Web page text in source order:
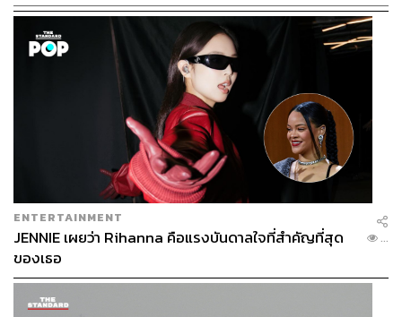
ห้องพักของ Anantara Koh Yao Yai ถือว่าเป็นอีกหนึ่งไฮไลต์
ที่พลาดไม่ได้ ทุกห้องพักถูกจัดวางให้รับวิวธรรมชาติ ซึ่งสวย
แตกต่างกันออกไป ห้องพักทั้งหมด 148 ห้อง แบ่งออกเป็น
หลายประเภท ตั้งแต่
ดีลักซ์ ซีวิว สวีท ขนาด 90 ตารางเมตร
มองเห็นทะเลได้จากหลายมุมของห้อง
แต่ถ้าใครมากับเด็กเล็ก เราแนะนำห้อง แฟมิลี่ สวีทเพราะ
นอกจากจะมีสิ่งอำนวยความสะดวกให้กับผู้ใหญ่แล้ว ยังมีที่
นอนพร้อมสไลเดอร์เล็กๆ ให้ได้เล่นอีกด้วย ส่วนใครอยากใกล้
ชิดทะเล ห้องพักแบบวิลล่าก็น่าสนใจมาก ด้วยการดีไซน์
ออกมาคล้ายบ้าน Hobbit สามารถเลือกเป็นแบบ 1 ห้องนอน
หรือ 2 ห้องนอนได้
ENTERTAINMENT
JENNIE เผยว่า Rihanna คือแรงบันดาลใจที่สำคัญที่สุด
ของเธอ
...